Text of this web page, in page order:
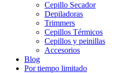
Cepillo Secador
Depiladoras
Trimmers
Cepillos Térmicos
Cepillos y peinillas
Accesorios
Blog
Por tiempo limitado